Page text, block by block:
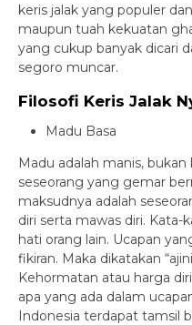
keris jalak yang populer
maupun tuah kekuatan
yang cukup banyak dicari
segoro muncar.
Filosofi Keris Jalak
Madu Basa
Madu adalah manis,
seseorang yang gemar
maksudnya adalah
diri serta mawas diri.
hati orang lain. Ucapan
fikiran. Maka dikatakan
Kehormatan atau harga
apa yang ada dalam
Indonesia terdapat tamsil